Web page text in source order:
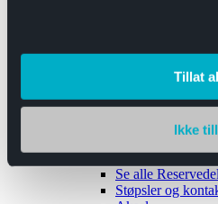
Tillat
Ikke
Båthengere
Reservedeler
Se alle
Støpsler og